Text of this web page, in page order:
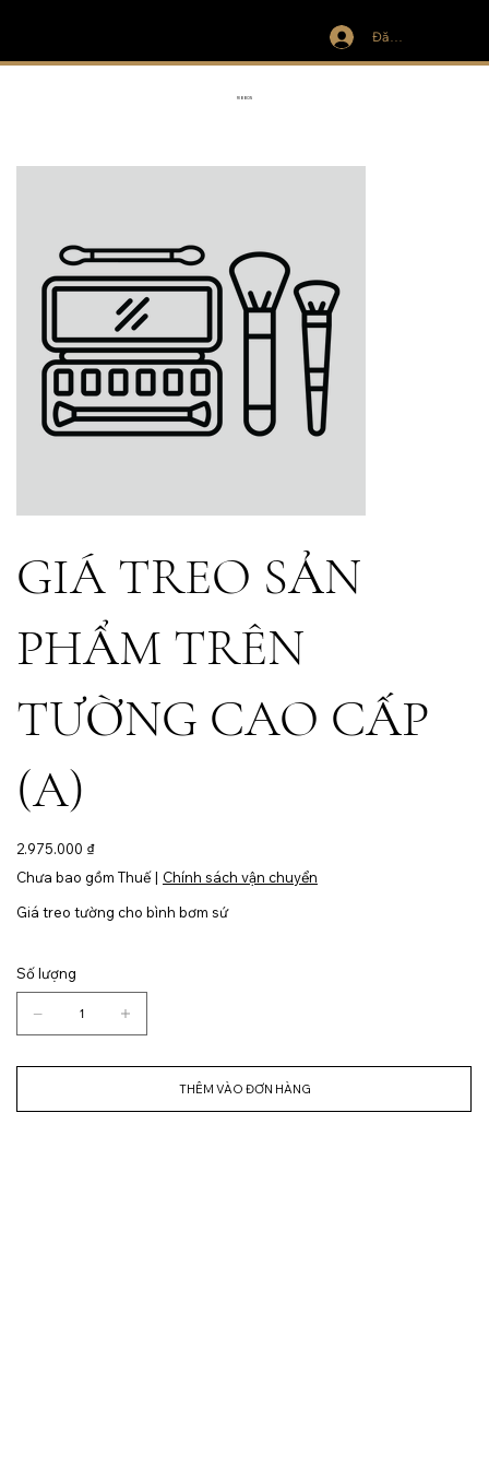
Đăng nhập
RIBBON
GIÁ TREO SẢN
PHẨM TRÊN
TƯỜNG CAO CẤP
(A)
Giá
2.975.000 ₫
Chưa bao gồm Thuế | Chính sách vận chuyển
Giá treo tường cho bình bơm sứ
Số lượng
THÊM VÀO ĐƠN HÀNG